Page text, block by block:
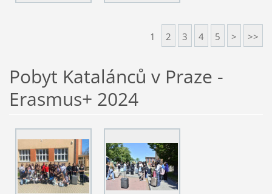
1 2 3 4 5 > >>
Pobyt Katalánců v Praze -
Erasmus+ 2024